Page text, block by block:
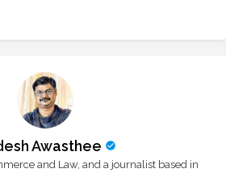
Awasthee
and Law, and a journalist based in